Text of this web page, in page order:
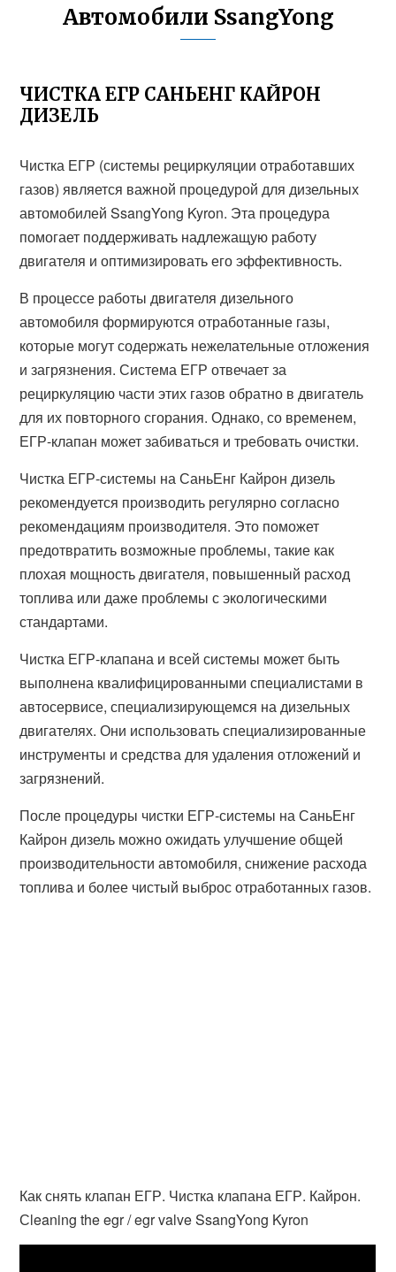
Автомобили SsangYong
ЧИСТКА ЕГР САНЬЕНГ КАЙРОН
ДИЗЕЛЬ
Чистка ЕГР (системы рециркуляции отработавших
газов) является важной процедурой для дизельных
автомобилей SsangYong Kyron. Эта процедура
помогает поддерживать надлежащую работу
двигателя и оптимизировать его эффективность.
В процессе работы двигателя дизельного
автомобиля формируются отработанные газы,
которые могут содержать нежелательные отложения
и загрязнения. Система ЕГР отвечает за
рециркуляцию части этих газов обратно в двигатель
для их повторного сгорания. Однако, со временем,
ЕГР-клапан может забиваться и требовать очистки.
Чистка ЕГР-системы на СаньЕнг Кайрон дизель
рекомендуется производить регулярно согласно
рекомендациям производителя. Это поможет
предотвратить возможные проблемы, такие как
плохая мощность двигателя, повышенный расход
топлива или даже проблемы с экологическими
стандартами.
Чистка ЕГР-клапана и всей системы может быть
выполнена квалифицированными специалистами в
автосервисе, специализирующемся на дизельных
двигателях. Они использовать специализированные
инструменты и средства для удаления отложений и
загрязнений.
После процедуры чистки ЕГР-системы на СаньЕнг
Кайрон дизель можно ожидать улучшение общей
производительности автомобиля, снижение расхода
топлива и более чистый выброс отработанных газов.
Как снять клапан ЕГР. Чистка клапана ЕГР. Кайрон.
Сleaning the egr / egr valve SsangYong Kyron